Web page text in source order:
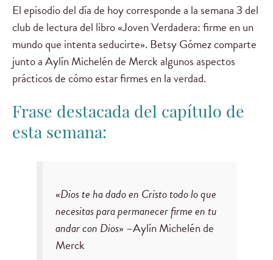
El episodio del día de hoy corresponde a la semana 3 del
club de lectura del libro «Joven Verdadera: firme en un
mundo que intenta seducirte». Betsy Gómez comparte
junto a Aylín Michelén de Merck algunos aspectos
prácticos de cómo estar firmes en la verdad.
Frase destacada del capítulo de
esta semana:
«Dios te ha dado en Cristo todo lo que
necesitas para permanecer firme en tu
andar con Dios» –Aylín Michelén de
Merck